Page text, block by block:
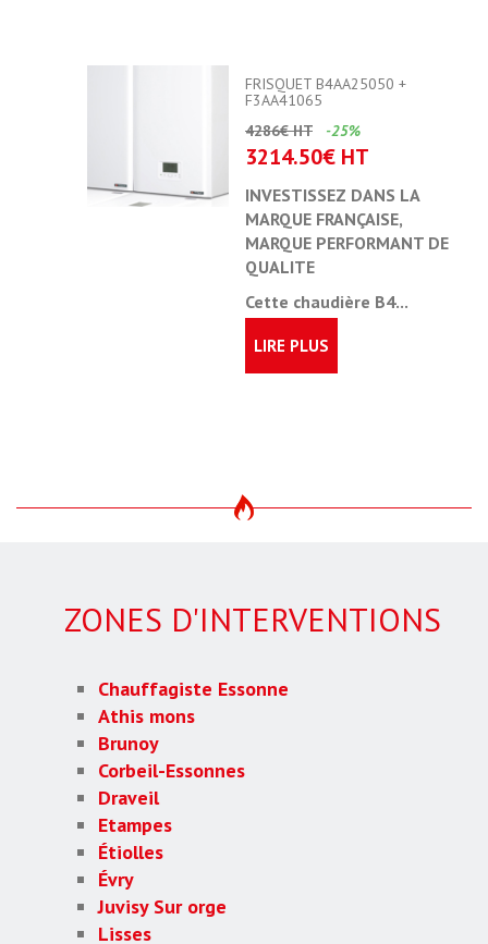
FRISQUET B4AA25050 +
F3AA41065
4286€ HT
-25%
3214.50€ HT
INVESTISSEZ DANS LA
MARQUE FRANÇAISE,
MARQUE PERFORMANT DE
QUALITE
Cette chaudière B4...
LIRE PLUS
ZONES D'INTERVENTIONS
Chauffagiste Essonne
Athis mons
Brunoy
Corbeil-Essonnes
Draveil
Etampes
Étiolles
Évry
Juvisy Sur orge
Lisses